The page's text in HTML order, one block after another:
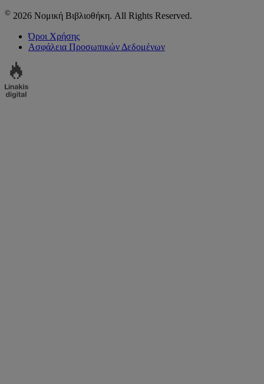
© 2026 Νομική Βιβλιοθήκη. All Rights Reserved.
Όροι Χρήσης
Ασφάλεια Προσωπικών Δεδομένων